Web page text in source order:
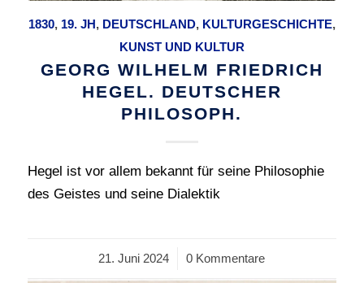
1830, 19. JH, DEUTSCHLAND, KULTURGESCHICHTE,
KUNST UND KULTUR
GEORG WILHELM FRIEDRICH
HEGEL. DEUTSCHER
PHILOSOPH.
Hegel ist vor allem bekannt für seine Philosophie
des Geistes und seine Dialektik
21. Juni 2024
/ 0 Kommentare